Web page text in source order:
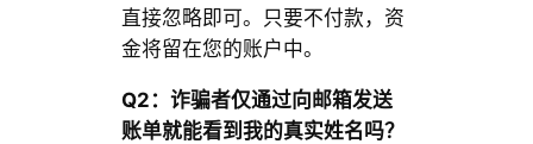
直接忽略即可。只要不付款，资
金将留在您的账户中。
Q2：诈骗者仅通过向邮箱发送
账单就能看到我的真实姓名吗？